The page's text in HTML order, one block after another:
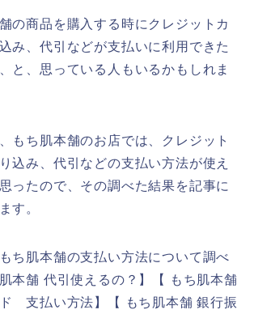
の商品を購入する時にクレジットカ
み、代引などが支払いに利用できた
と、思っている人もいるかもしれま
もち肌本舗のお店では、クレジット
込み、代引などの支払い方法が使え
ったので、その調べた結果を記事に
す。
ち肌本舗の支払い方法について調べ
本舗 代引使えるの？】【 もち肌本舗
支払い方法】【 もち肌本舗 銀行振